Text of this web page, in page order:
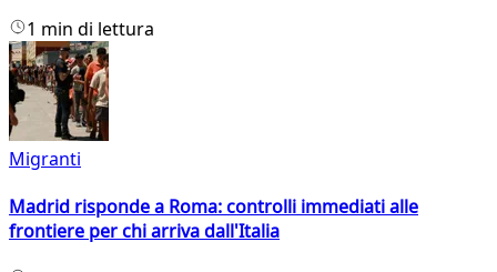
1 min di lettura
Migranti
Madrid risponde a Roma: controlli immediati alle
frontiere per chi arriva dall'Italia